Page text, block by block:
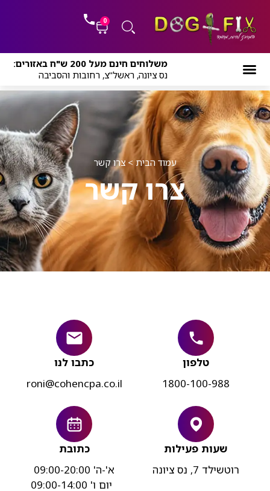
לתוכן
0
עגלת
קניות
משלוחים חינם מעל 200 ש"ח באזורים:
נס ציונה, ראשל"צ, רחובות והסביבה
עמוד הבית> צרו קשר
צרו קשר
טלפון
1800-100-988
כתבו לנו
roni@cohencpa.co.il
שעות פעילות
רוטשילד 7, נס ציונה
כתובת
א'-ה' 09:00-20:00
יום ו' 09:00-14:00